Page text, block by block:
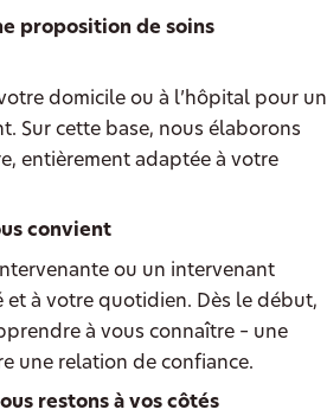
proposition de soins
domicile ou à l’hôpital pour un
Sur cette base, nous élaborons
entièrement adaptée à votre
convient
ou un intervenant
à votre quotidien. Dès le début,
à vous connaître – une
une relation de confiance.
restons à vos côtés